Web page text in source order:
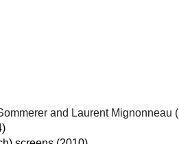
and Laurent Mignonneau